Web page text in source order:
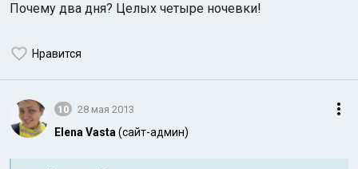
Почему два дня? Целых четыре ночевки!
Нравится
10 28 мая 2013
Elena Vasta (сайт-админ)